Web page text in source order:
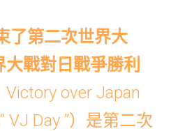
了第二次世界大
戰對日戰爭勝利
Victory over Japan
VJ Day ”）是第二次